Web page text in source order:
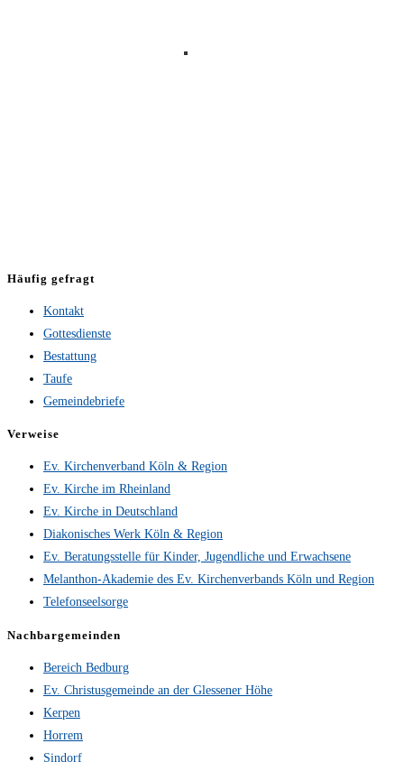
Häufig gefragt
Kontakt
Gottesdienste
Bestattung
Taufe
Gemeindebriefe
Verweise
Ev. Kirchenverband Köln & Region
Ev. Kirche im Rheinland
Ev. Kirche in Deutschland
Diakonisches Werk Köln & Region
Ev. Beratungsstelle für Kinder, Jugendliche und Erwachsene
Melanthon-Akademie des Ev. Kirchenverbands Köln und Region
Telefonseelsorge
Nachbargemeinden
Bereich Bedburg
Ev. Christusgemeinde an der Glessener Höhe
Kerpen
Horrem
Sindorf